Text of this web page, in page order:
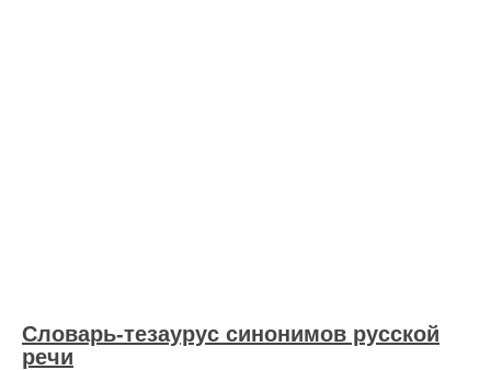
Словарь-тезаурус синонимов русской
речи